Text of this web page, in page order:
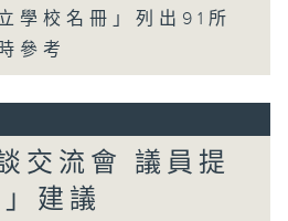
學校名冊」列出91所
參考
交流會 議員提
建議